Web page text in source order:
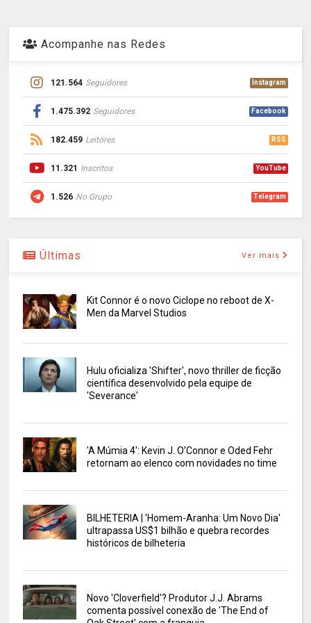
Acompanhe nas Redes
121.564 Seguidores Instagram
1.475.392 Seguidores Facebook
182.459 Leitores RSS
11.321 Inscritos YouTube
1.526 No Grupo Telegram
Últimas Ver mais
Kit Connor é o novo Ciclope no reboot de X-
Men da Marvel Studios
Hulu oficializa 'Shifter', novo thriller de ficção
científica desenvolvido pela equipe de
'Severance'
'A Múmia 4': Kevin J. O’Connor e Oded Fehr
retornam ao elenco com novidades no time
BILHETERIA | 'Homem-Aranha: Um Novo Dia'
ultrapassa US$1 bilhão e quebra recordes
históricos de bilheteria
Novo 'Cloverfield'? Produtor J.J. Abrams
comenta possível conexão de 'The End of